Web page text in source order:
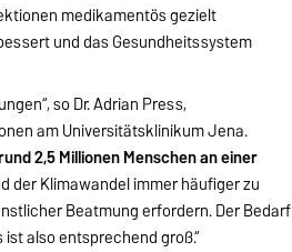
medikamentös gezielt
und das Gesundheitssystem
so Dr. Adrian Press,
am Universitätsklinikum Jena.
2,5 Millionen Menschen an einer
der Klimawandel immer häufiger zu
Beatmung erfordern. Der Bedarf
also entsprechend groß.“